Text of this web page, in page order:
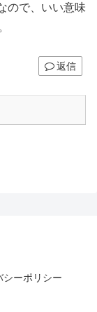
ので、いい意味
返信
シーポリシー